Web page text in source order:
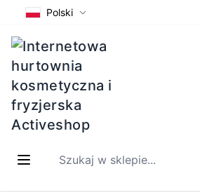
Polski
Szukaj w sklepie...